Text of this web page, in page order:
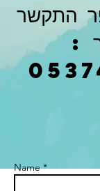
התקשר
:
Name *